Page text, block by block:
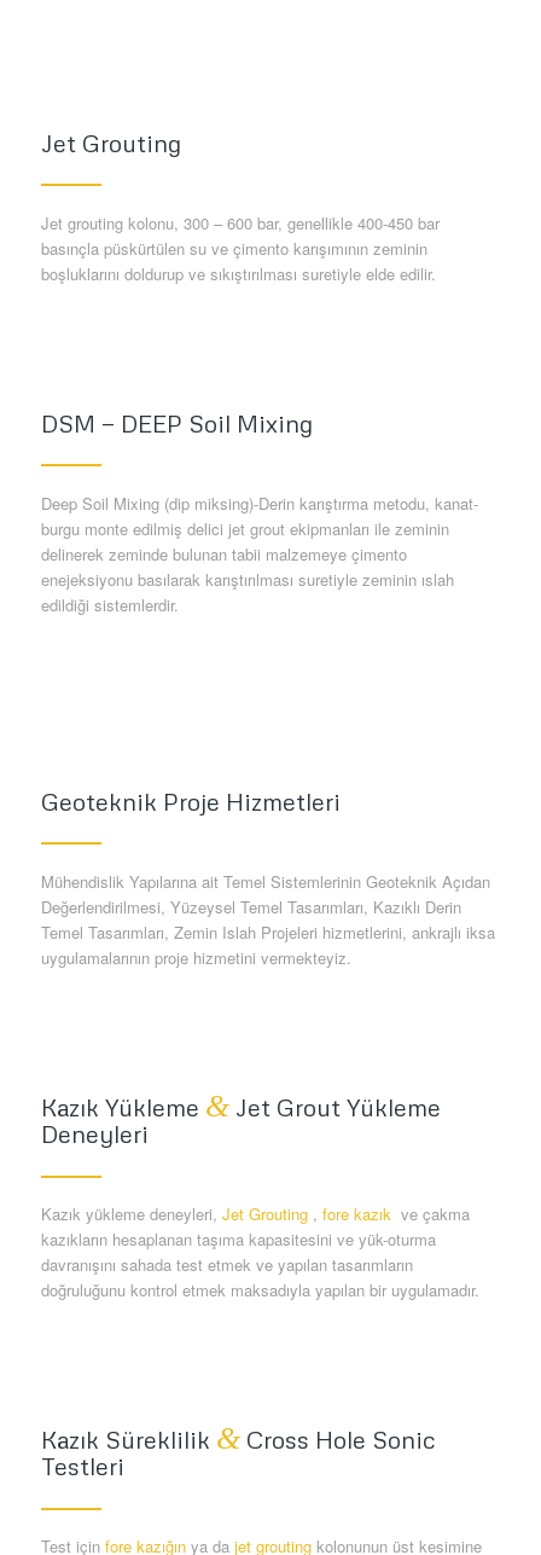
Jet Grouting
Jet grouting kolonu, 300 – 600 bar, genellikle 400-450 bar
basınçla püskürtülen su ve çimento karışımının zeminin
boşluklarını doldurup ve sıkıştırılması suretiyle elde edilir.
DSM — DEEP Soil Mixing
Deep Soil Mixing (dip miksing)-Derin karıştırma metodu, kanat-
burgu monte edilmiş delici jet grout ekipmanları ile zeminin
delinerek zeminde bulunan tabii malzemeye çimento
enejeksiyonu basılarak karıştırılması suretiyle zeminin ıslah
edildiği sistemlerdir.
Geoteknik Proje Hizmetleri
Mühendislik Yapılarına ait Temel Sistemlerinin Geoteknik Açıdan
Değerlendirilmesi, Yüzeysel Temel Tasarımları, Kazıklı Derin
Temel Tasarımları, Zemin Islah Projeleri hizmetlerini, ankrajlı iksa
uygulamalarının proje hizmetini vermekteyiz.
Kazık Yükleme &Jet Grout Yükleme
Deneyleri
Kazık yükleme deneyleri, Jet Grouting, fore kazıkve çakma
kazıkların hesaplanan taşıma kapasitesini ve yük-oturma
davranışını sahada test etmek ve yapılan tasarımların
doğruluğunu kontrol etmek maksadıyla yapılan bir uygulamadır.
Kazık Süreklilik &Cross Hole Sonic
Testleri
Test için fore kazığınya da jet groutingkolonunun üst kesimine